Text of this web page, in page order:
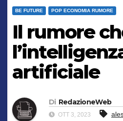
BE FUTURE POP ECONOMIA RUMORE
Il rumore
artificiale
Di RedazioneWeb
OTT 3, 2023